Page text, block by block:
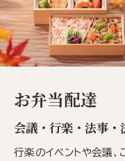
お弁当配達
会議・行楽・法事・
行楽のイベントや会議